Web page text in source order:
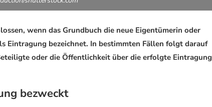
wenn das Grundbuch die neue Eigentümerin oder
Eintragung bezeichnet. In bestimmten Fällen folgt darauf
oder die Öffentlichkeit über die erfolgte Eintragung
bezweckt